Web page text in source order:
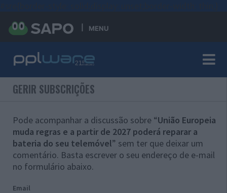
MENU
GERIR SUBSCRIÇÕES
Pode acompanhar a discussão sobre “União Europeia
muda regras e a partir de 2027 poderá reparar a
bateria do seu telemóvel” sem ter que deixar um
comentário. Basta escrever o seu endereço de e-mail
no formulário abaixo.
Email